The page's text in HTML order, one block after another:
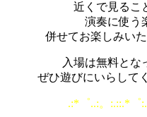
近くで見るこ
演奏に使う
併せてお楽しみい
入場は無料とな
ぜひ遊びにいらして
.:* ゜..:。 :.::.* ゜:.